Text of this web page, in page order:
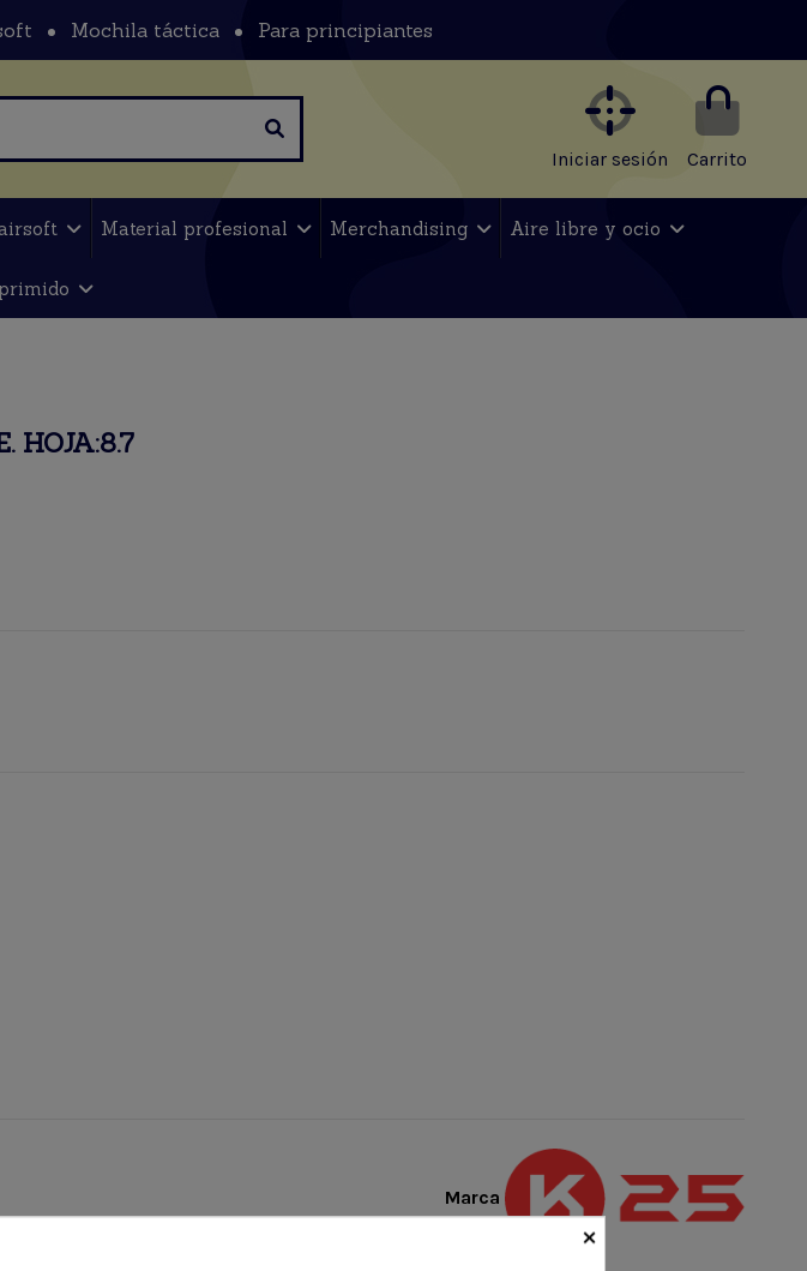
Mochila táctica Para principiantes
Iniciar sesión Carrito
Material profesional Merchandising Aire libre y ocio
HOJA:8.7
Marca
×